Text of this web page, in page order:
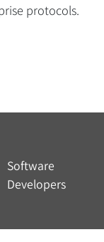
protocols.